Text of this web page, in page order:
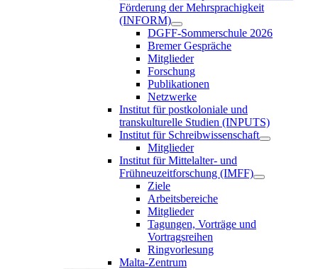
Förderung der Mehrsprachigkeit
(INFORM)
DGFF-Sommerschule 2026
Bremer Gespräche
Mitglieder
Forschung
Publikationen
Netzwerke
Institut für postkoloniale und
transkulturelle Studien (INPUTS)
Institut für Schreibwissenschaft
Mitglieder
Institut für Mittelalter- und
Frühneuzeitforschung (IMFF)
Ziele
Arbeitsbereiche
Mitglieder
Tagungen, Vorträge und
Vortragsreihen
Ringvorlesung
Malta-Zentrum